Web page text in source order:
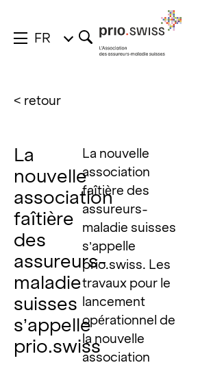
FR
< retour
La
nouvelle
association
faîtière
des
assureurs-
maladie
suisses
s’appelle
prio.swiss
La nouvelle
association
faîtière des
assureurs-
maladie suisses
s’appelle
prio.swiss. Les
travaux pour le
lancement
opérationnel de
la nouvelle
association